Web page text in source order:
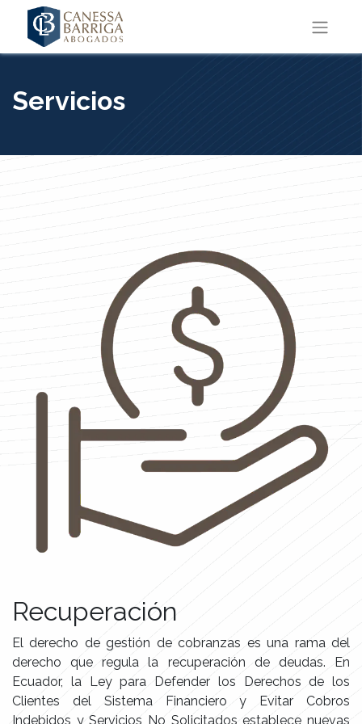
Servicios
Recuperación
El derecho de gestión de cobranzas es una rama del
derecho que regula la recuperación de deudas. En
Ecuador, la Ley para Defender los Derechos de los
Clientes del Sistema Financiero y Evitar Cobros
Indebidos y Servicios No Solicitados establece nuevas